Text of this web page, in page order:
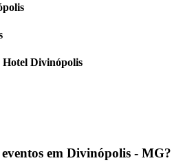
Divinópolis
em Divinópolis - MG?